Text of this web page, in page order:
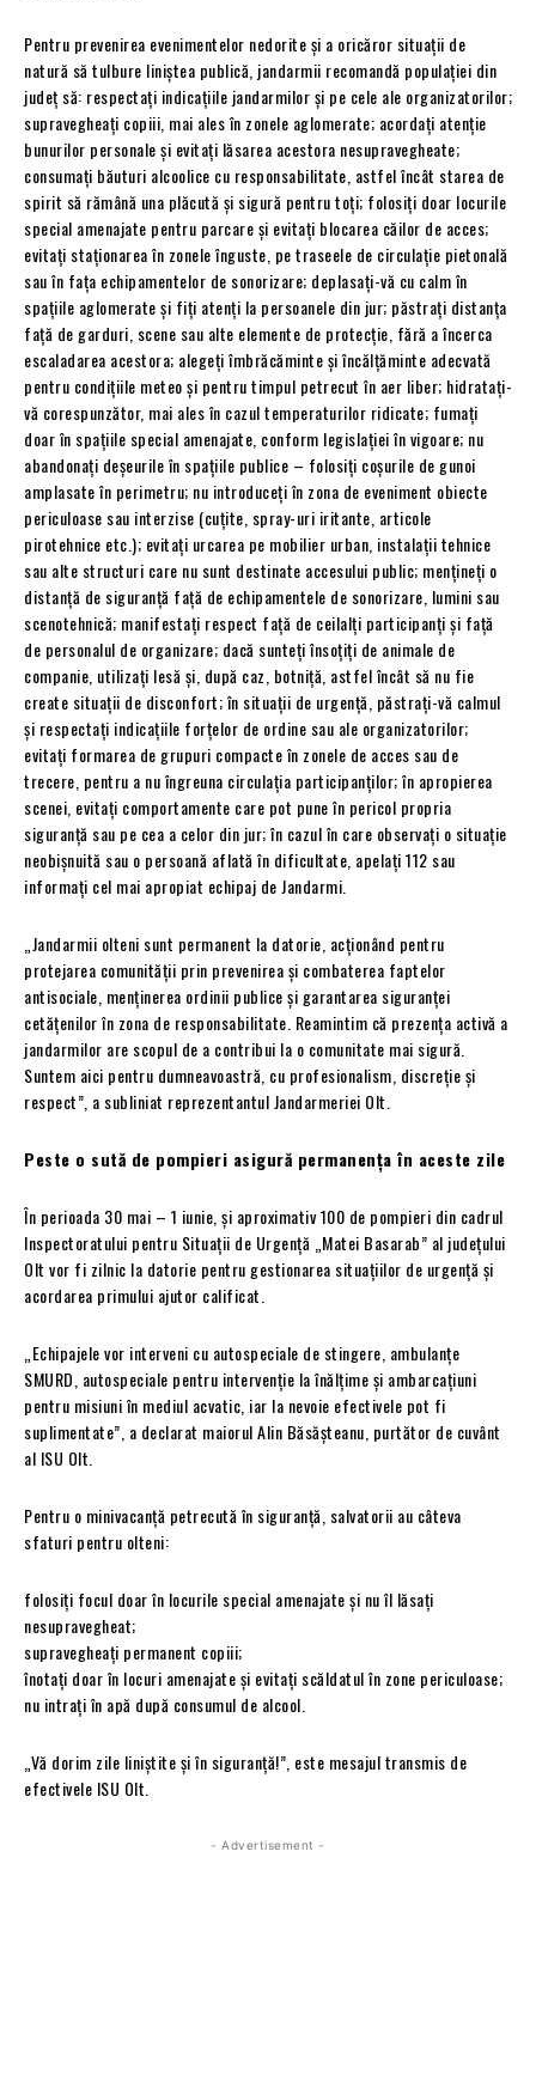
Pentru prevenirea evenimentelor nedorite și a oricăror situații de
natură să tulbure liniștea publică, jandarmii recomandă populației din
județ să: respectați indicațiile jandarmilor și pe cele ale organizatorilor;
supravegheați copiii, mai ales în zonele aglomerate; acordați atenție
bunurilor personale și evitați lăsarea acestora nesupravegheate;
consumați băuturi alcoolice cu responsabilitate, astfel încât starea de
spirit să rămână una plăcută și sigură pentru toți; folosiți doar locurile
special amenajate pentru parcare și evitați blocarea căilor de acces;
evitați staționarea în zonele înguste, pe traseele de circulație pietonală
sau în fața echipamentelor de sonorizare; deplasați-vă cu calm în
spațiile aglomerate și fiți atenți la persoanele din jur; păstrați distanța
față de garduri, scene sau alte elemente de protecție, fără a încerca
escaladarea acestora; alegeți îmbrăcăminte și încălțăminte adecvată
pentru condițiile meteo și pentru timpul petrecut în aer liber; hidratați-
vă corespunzător, mai ales în cazul temperaturilor ridicate; fumați
doar în spațiile special amenajate, conform legislației în vigoare; nu
abandonați deșeurile în spațiile publice – folosiți coșurile de gunoi
amplasate în perimetru; nu introduceți în zona de eveniment obiecte
periculoase sau interzise (cuțite, spray-uri iritante, articole
pirotehnice etc.); evitați urcarea pe mobilier urban, instalații tehnice
sau alte structuri care nu sunt destinate accesului public; mențineți o
distanță de siguranță față de echipamentele de sonorizare, lumini sau
scenotehnică; manifestați respect față de ceilalți participanți și față
de personalul de organizare; dacă sunteți însoțiți de animale de
companie, utilizați lesă și, după caz, botniță, astfel încât să nu fie
create situații de disconfort; în situații de urgență, păstrați-vă calmul
și respectați indicațiile forțelor de ordine sau ale organizatorilor;
evitați formarea de grupuri compacte în zonele de acces sau de
trecere, pentru a nu îngreuna circulația participanților; în apropierea
scenei, evitați comportamente care pot pune în pericol propria
siguranță sau pe cea a celor din jur; în cazul în care observați o situație
neobișnuită sau o persoană aflată în dificultate, apelați 112 sau
informați cel mai apropiat echipaj de Jandarmi.
„Jandarmii olteni sunt permanent la datorie, acționând pentru
protejarea comunității prin prevenirea și combaterea faptelor
antisociale, menținerea ordinii publice și garantarea siguranței
cetățenilor în zona de responsabilitate. Reamintim că prezența activă a
jandarmilor are scopul de a contribui la o comunitate mai sigură.
Suntem aici pentru dumneavoastră, cu profesionalism, discreție și
respect”, a subliniat reprezentantul Jandarmeriei Olt.
Peste o sută de pompieri asigură permanența în aceste zile
În perioada 30 mai – 1 iunie, și aproximativ 100 de pompieri din cadrul
Inspectoratului pentru Situații de Urgență „Matei Basarab” al județului
Olt vor fi zilnic la datorie pentru gestionarea situațiilor de urgență și
acordarea primului ajutor calificat.
„Echipajele vor interveni cu autospeciale de stingere, ambulanțe
SMURD, autospeciale pentru intervenție la înălțime și ambarcațiuni
pentru misiuni în mediul acvatic, iar la nevoie efectivele pot fi
suplimentate”, a declarat maiorul Alin Băsășteanu, purtător de cuvânt
al ISU Olt.
Pentru o minivacanță petrecută în siguranță, salvatorii au câteva
sfaturi pentru olteni:
folosiți focul doar în locurile special amenajate și nu îl lăsați
nesupravegheat;
supravegheați permanent copiii;
înotați doar în locuri amenajate și evitați scăldatul în zone periculoase;
nu intrați în apă după consumul de alcool.
„Vă dorim zile liniștite și în siguranță!”, este mesajul transmis de
efectivele ISU Olt.
- Advertisement -